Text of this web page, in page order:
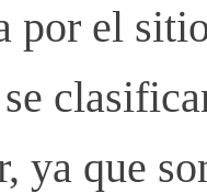
por el
ya que